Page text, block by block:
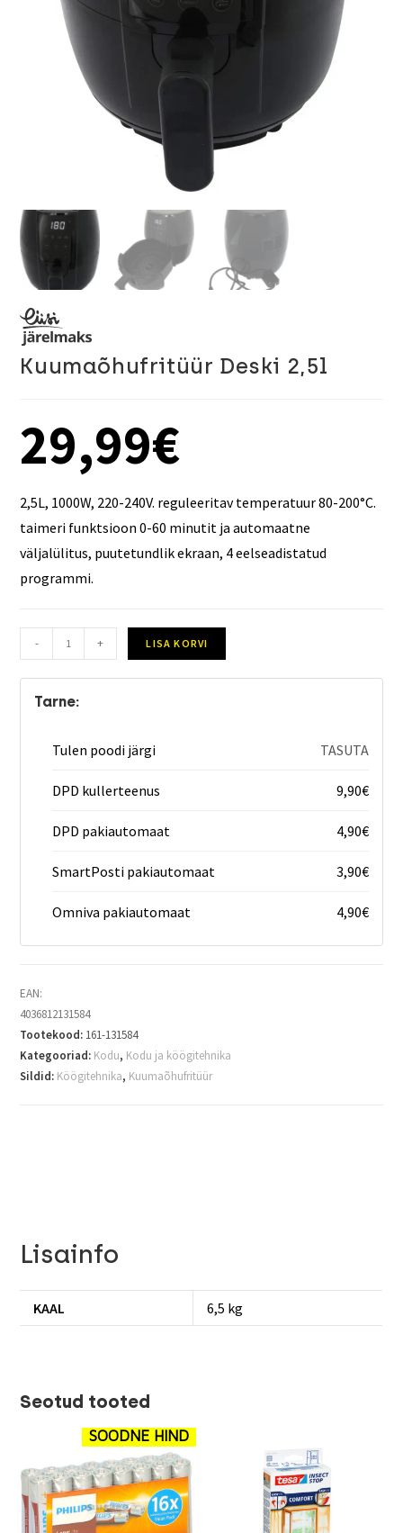
Kuumaõhufritüür Deski 2,5l
29,99€
2,5L, 1000W, 220-240V. reguleeritav temperatuur 80-200°C.
taimeri funktsioon 0-60 minutit ja automaatne
väljalülitus, puutetundlik ekraan, 4 eelseadistatud
programmi.
- + LISA KORVI
Tarne:
Tulen poodi järgi TASUTA
DPD kullerteenus 9,90€
DPD pakiautomaat 4,90€
SmartPosti pakiautomaat 3,90€
Omniva pakiautomaat 4,90€
EAN:
4036812131584
Tootekood: 161-131584
Kategooriad: Kodu, Kodu ja köögitehnika
Sildid: Köögitehnika, Kuumaõhufritüür
Lisainfo
KAAL 6,5 kg
Seotud tooted
SOODNE HIND